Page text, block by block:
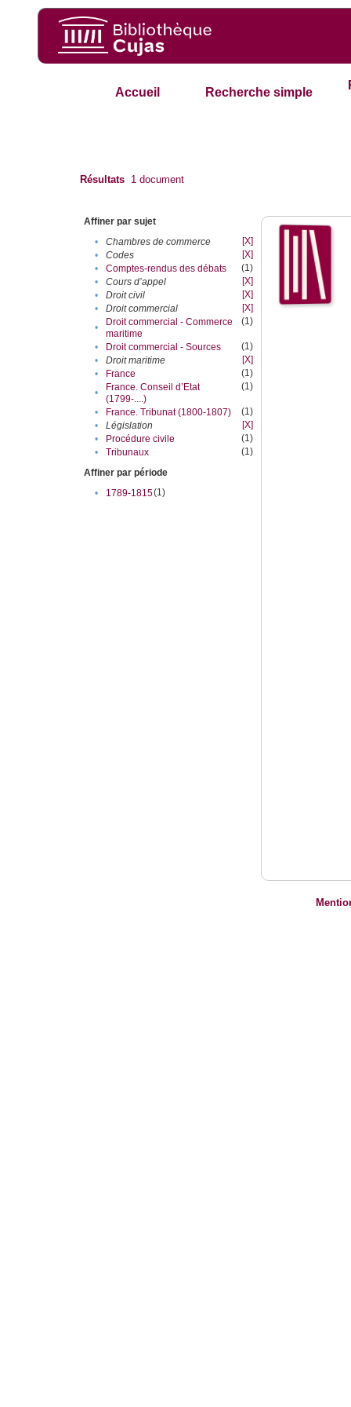
Accueil Recherche simple
Résultats 1 document
Affiner par sujet
•
Chambres de commerce
[X]
•
Codes
[X]
•
Comptes-rendus des débats
(1)
•
Cours d’appel
[X]
•
Droit civil
[X]
•
Droit commercial
[X]
•
Droit commercial - Commerce
maritime
(1)
• Droit commercial - Sources
(1)
•
Droit maritime
[X]
•
France
(1)
•
France. Conseil d’Etat
(1799-....)
(1)
• France. Tribunat (1800-1807)
(1)
•
Législation
[X]
•
Procédure civile
(1)
•
Tribunaux
(1)
Affiner par période
•
1789-1815(1)